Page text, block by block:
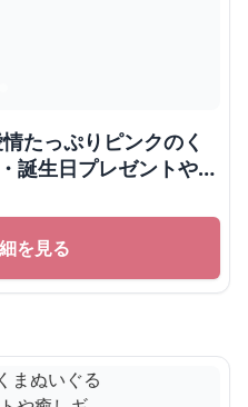
たっぷりピンクのく
誕生日プレゼントや癒
を見る